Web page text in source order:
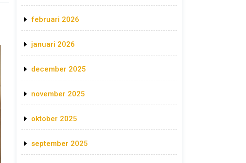
februari 2026
januari 2026
december 2025
november 2025
oktober 2025
september 2025